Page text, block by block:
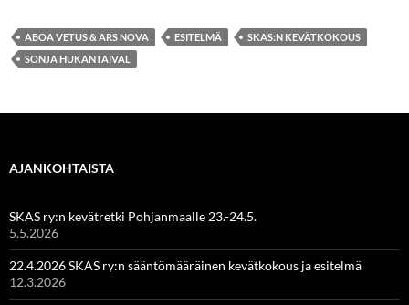
ABOA VETUS & ARS NOVA ESITELMÄ
SKAS:N KEVÄTKOKOUS
SONJA HUKANTAIVAL
AJANKOHTAISTA
SKAS ry:n kevätretki Pohjanmaalle 23.-24.5.
5.5.2026
22.4.2026 SKAS ry:n sääntömääräinen kevätkokous ja esitelmä
12.3.2026